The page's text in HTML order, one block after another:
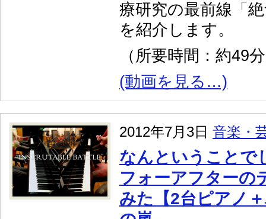
療研究の最前線「
を紹介します。
（所要時間：約49
(動画を見る…)
2012年7月3日 音楽・
なんということで
フォーアフターの
みた【2台ピアノ